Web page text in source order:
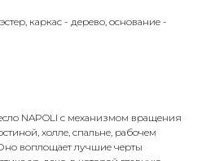
каркас - дерево, основание -
NAPOLI с механизмом вращения
холле, спальне, рабочем
воплощает лучшие черты